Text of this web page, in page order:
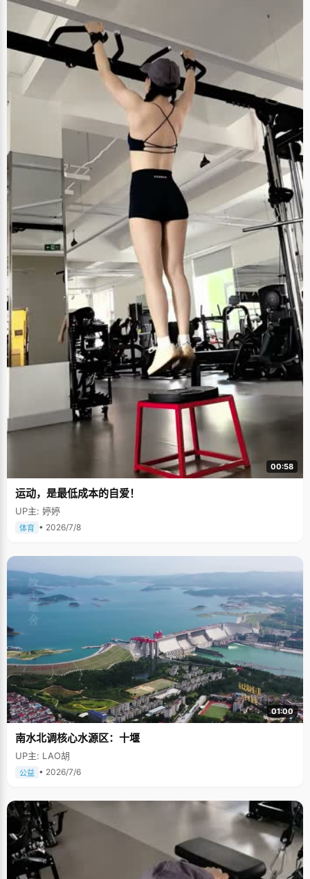
00:58
运动，是最低成本的自爱！
UP主: 婷婷
体育 • 2026/7/8
01:00
南水北调核心水源区：十堰
UP主: LAO胡
公益 • 2026/7/6